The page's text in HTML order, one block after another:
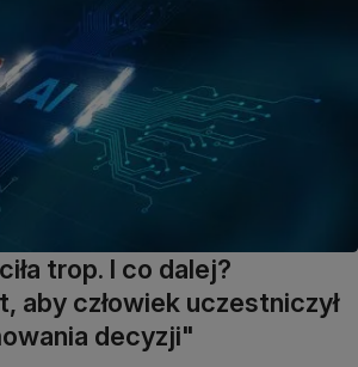
trop. I co dalej?
aby człowiek uczestniczył
decyzji"